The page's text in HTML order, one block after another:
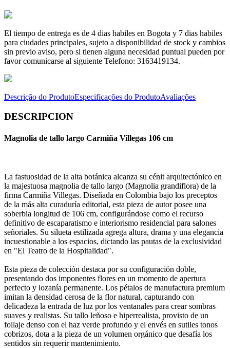
El tiempo de entrega es de 4 dias habiles en Bogota y 7 dias habiles
para ciudades principales, sujeto a disponibilidad de stock y cambios
sin previo aviso, pero si tienen alguna necesidad puntual pueden por
favor comunicarse al siguiente Telefono: 3163419134.
Descrição do ProdutoEspecificações do ProdutoAvaliações
DESCRIPCION
Magnolia de tallo largo Carmiña Villegas 106 cm
La fastuosidad de la alta botánica alcanza su cénit arquitectónico en
la majestuosa magnolia de tallo largo (Magnolia grandiflora) de la
firma Carmiña Villegas. Diseñada en Colombia bajo los preceptos
de la más alta curaduría editorial, esta pieza de autor posee una
soberbia longitud de 106 cm, configurándose como el recurso
definitivo de escaparatismo e interiorismo residencial para salones
señoriales. Su silueta estilizada agrega altura, drama y una elegancia
incuestionable a los espacios, dictando las pautas de la exclusividad
en "El Teatro de la Hospitalidad".
Esta pieza de colección destaca por su configuración doble,
presentando dos imponentes flores en un momento de apertura
perfecto y lozanía permanente. Los pétalos de manufactura premium
imitan la densidad cerosa de la flor natural, capturando con
delicadeza la entrada de luz por los ventanales para crear sombras
suaves y realistas. Su tallo leñoso e hiperrealista, provisto de un
follaje denso con el haz verde profundo y el envés en sutiles tonos
cobrizos, dota a la pieza de un volumen orgánico que desafía los
sentidos sin requerir mantenimiento.